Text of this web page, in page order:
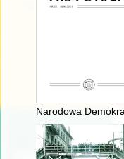
Narodowa